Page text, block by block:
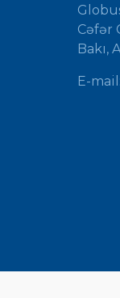
Cəfər
Bakı,
E-